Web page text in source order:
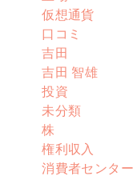
仮想通貨
口コミ
吉田
吉田 智雄
投資
未分類
株
権利収入
消費者センター